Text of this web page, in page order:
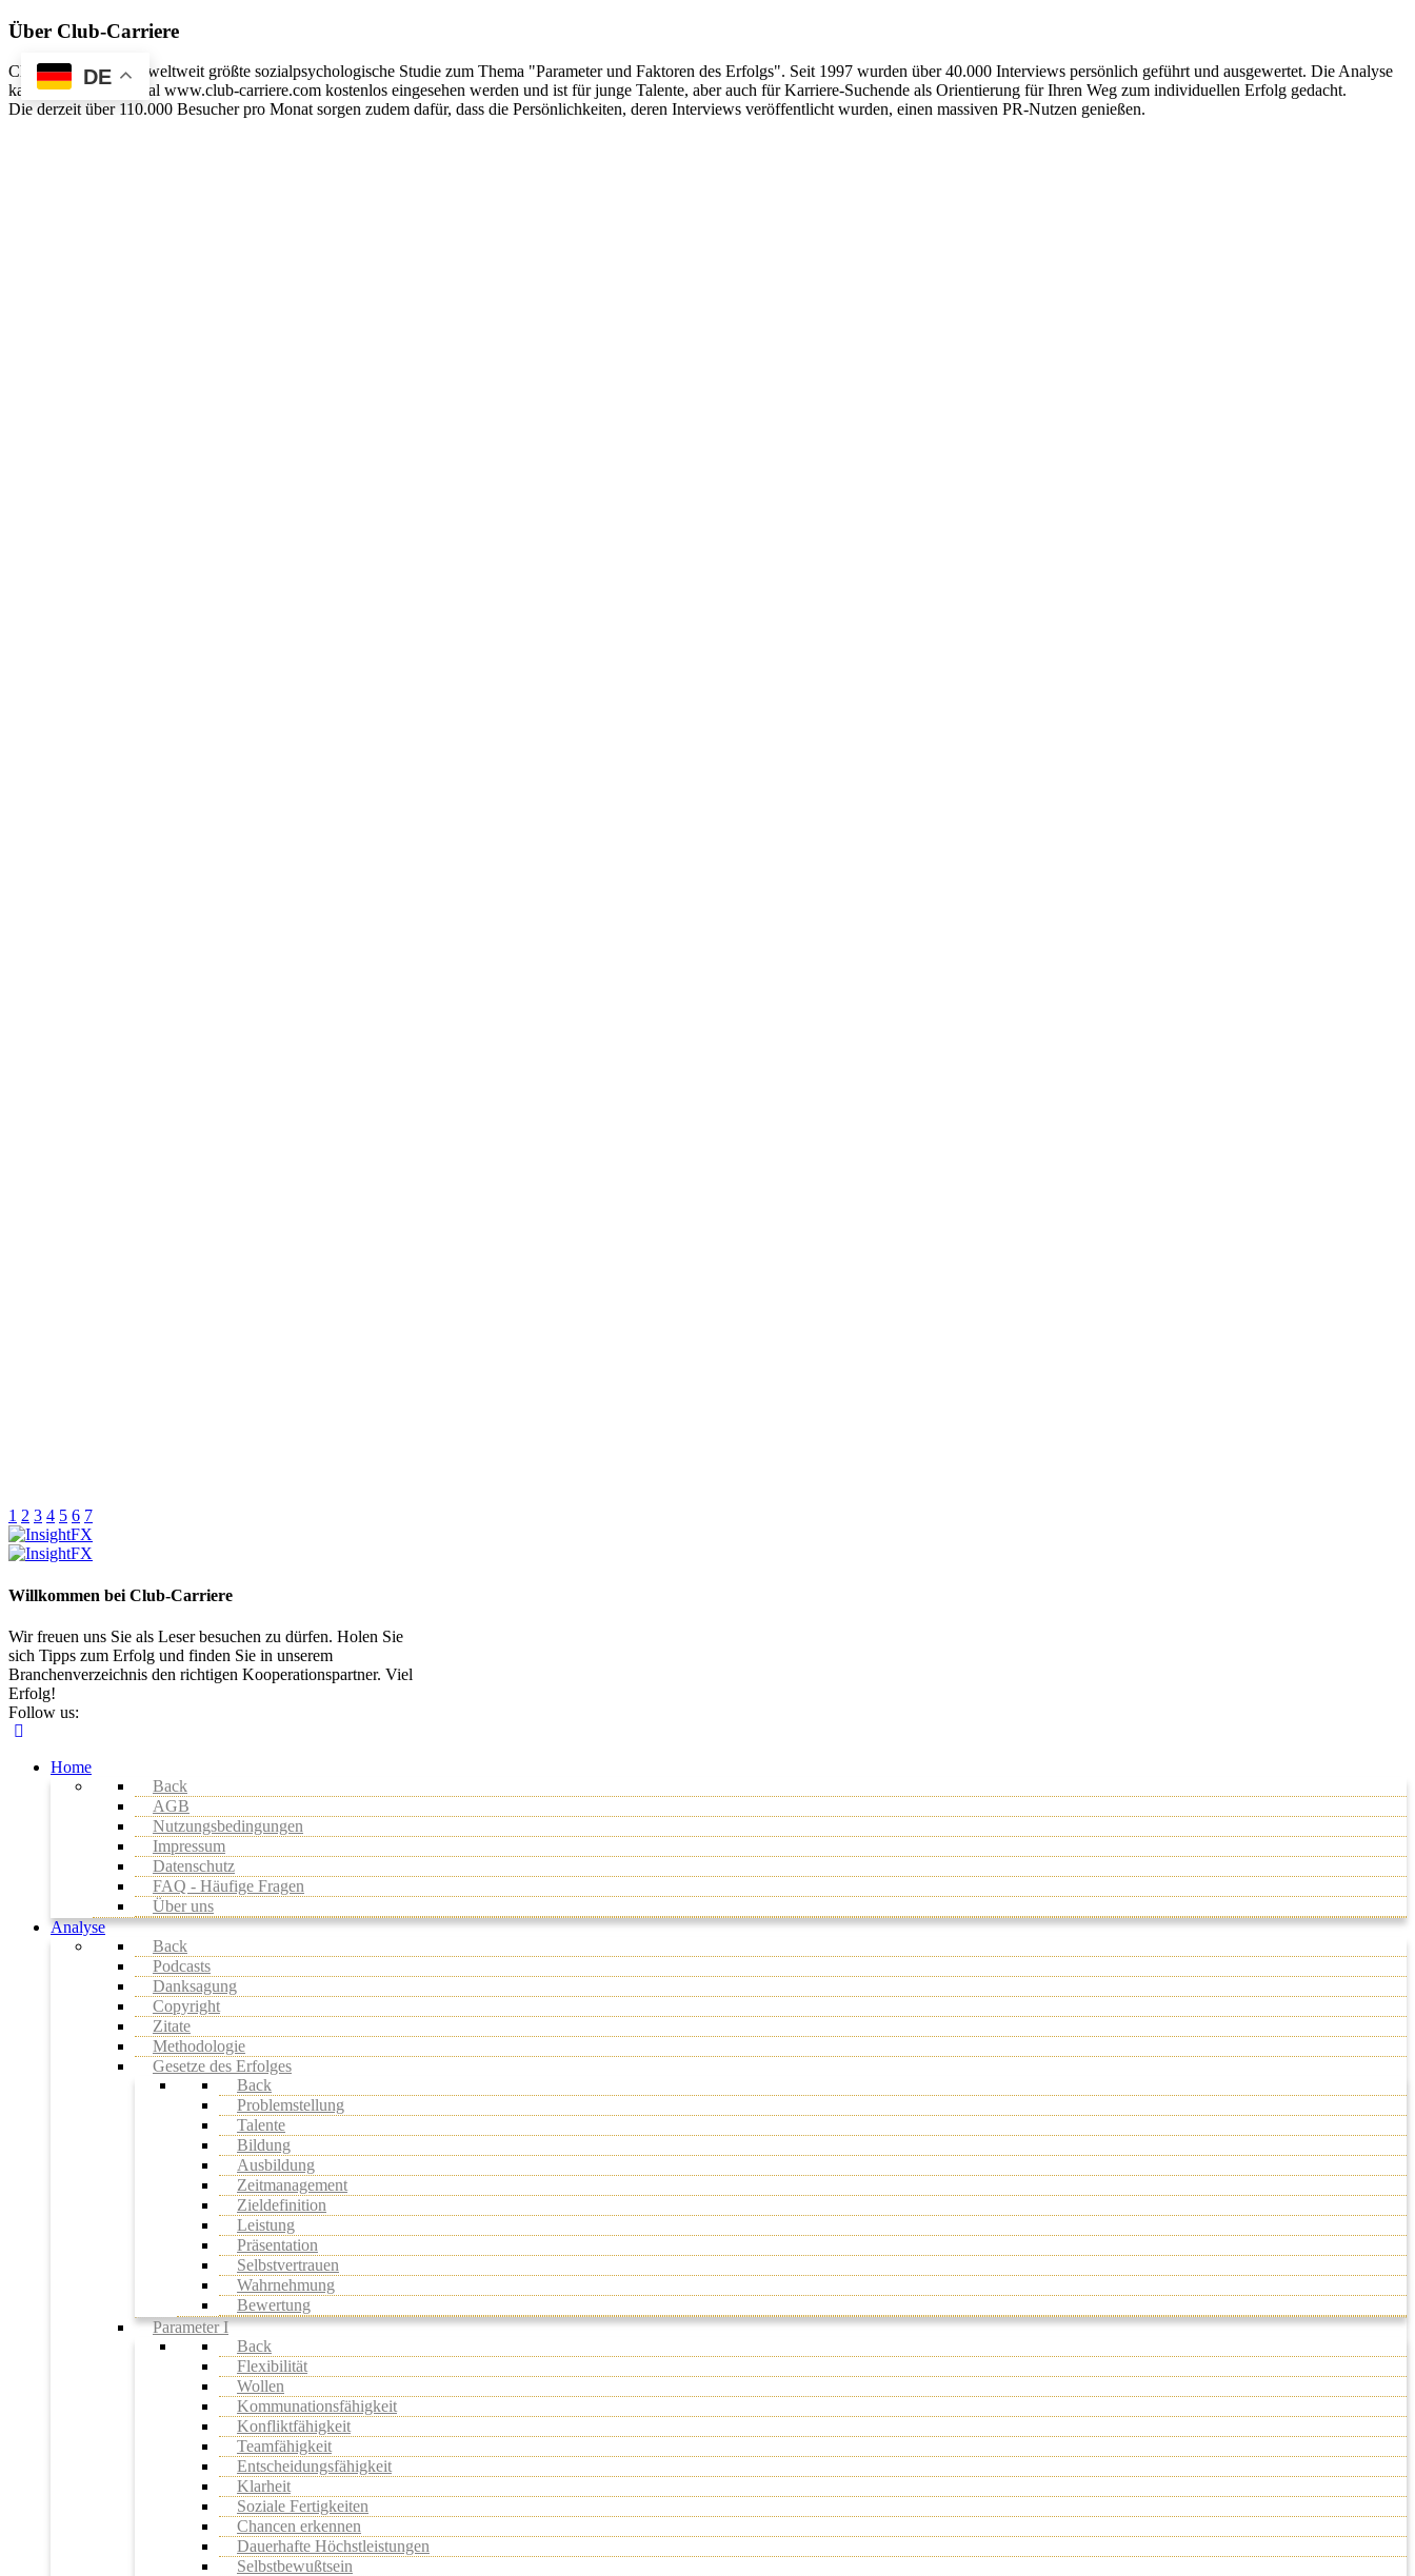
DE
Über Club-Carriere
Club-Carriere ist die weltweit größte sozialpsychologische Studie zum Thema "Parameter und Faktoren des Erfolgs". Seit 1997 wurden über 40.000 Interviews persönlich geführt und ausgewertet. Die Analyse
kann auf diesem Portal www.club-carriere.com kostenlos eingesehen werden und ist für junge Talente, aber auch für Karriere-Suchende als Orientierung für Ihren Weg zum individuellen Erfolg gedacht.
Die derzeit über 110.000 Besucher pro Monat sorgen zudem dafür, dass die Persönlichkeiten, deren Interviews veröffentlicht wurden, einen massiven PR-Nutzen genießen.
1 2 3 4 5 6 7
Willkommen bei Club-Carriere
Wir freuen uns Sie als Leser besuchen zu dürfen. Holen Sie
sich Tipps zum Erfolg und finden Sie in unserem
Branchenverzeichnis den richtigen Kooperationspartner. Viel
Erfolg!
Follow us:
Home
Back
AGB
Nutzungsbedingungen
Impressum
Datenschutz
FAQ - Häufige Fragen
Über uns
Analyse
Back
Podcasts
Danksagung
Copyright
Zitate
Methodologie
Gesetze des Erfolges
Back
Problemstellung
Talente
Bildung
Ausbildung
Zeitmanagement
Zieldefinition
Leistung
Präsentation
Selbstvertrauen
Wahrnehmung
Bewertung
Parameter I
Back
Flexibilität
Wollen
Kommunationsfähigkeit
Konfliktfähigkeit
Teamfähigkeit
Entscheidungsfähigkeit
Klarheit
Soziale Fertigkeiten
Chancen erkennen
Dauerhafte Höchstleistungen
Selbstbewußtsein